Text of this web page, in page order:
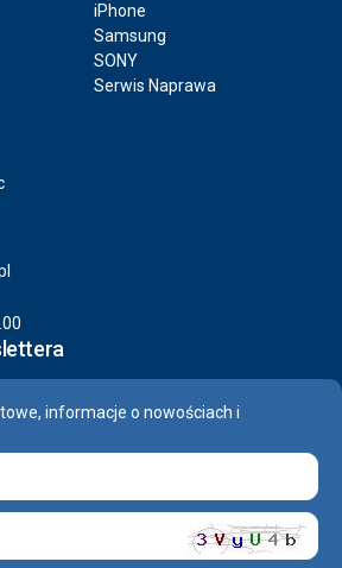
iPhone
Samsung
SONY
Serwis Naprawa
informacje o nowościach i